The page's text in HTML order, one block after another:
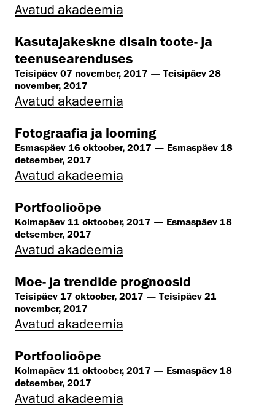
Avatud akadeemia
Kasutajakeskne disain toote- ja
teenusearenduses
Teisipäev 07 november, 2017 — Teisipäev 28
november, 2017
Avatud akadeemia
Fotograafia ja looming
Esmaspäev 16 oktoober, 2017 — Esmaspäev 18
detsember, 2017
Avatud akadeemia
Portfoolioõpe
Kolmapäev 11 oktoober, 2017 — Esmaspäev 18
detsember, 2017
Avatud akadeemia
Moe- ja trendide prognoosid
Teisipäev 17 oktoober, 2017 — Teisipäev 21
november, 2017
Avatud akadeemia
Portfoolioõpe
Kolmapäev 11 oktoober, 2017 — Esmaspäev 18
detsember, 2017
Avatud akadeemia